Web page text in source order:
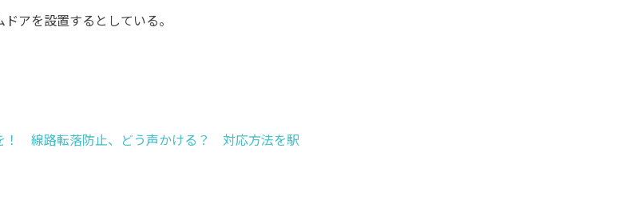
アを設置するとしている。
！ 線路転落防止、どう声かける？ 対応方法を駅